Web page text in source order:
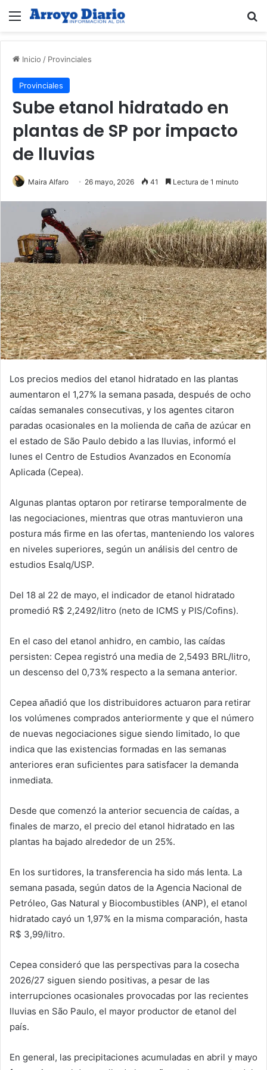
Menú
Inicio / Provinciales
Provinciales
Sube etanol hidratado en
plantas de SP por impacto
de lluvias
Maira Alfaro 26 mayo, 2026 41 Lectura de 1 minuto
Los precios medios del etanol hidratado en las plantas
aumentaron el 1,27% la semana pasada, después de ocho
caídas semanales consecutivas, y los agentes citaron
paradas ocasionales en la molienda de caña de azúcar en
el estado de São Paulo debido a las lluvias, informó el
lunes el Centro de Estudios Avanzados en Economía
Aplicada (Cepea).
Algunas plantas optaron por retirarse temporalmente de
las negociaciones, mientras que otras mantuvieron una
postura más firme en las ofertas, manteniendo los valores
en niveles superiores, según un análisis del centro de
estudios Esalq/USP.
Del 18 al 22 de mayo, el indicador de etanol hidratado
promedió R$ 2,2492/litro (neto de ICMS y PIS/Cofins).
En el caso del etanol anhidro, en cambio, las caídas
persisten: Cepea registró una media de 2,5493 BRL/litro,
un descenso del 0,73% respecto a la semana anterior.
Cepea añadió que los distribuidores actuaron para retirar
los volúmenes comprados anteriormente y que el número
de nuevas ‌negociaciones ⁠sigue siendo limitado, lo que
indica ‌que las existencias formadas en las semanas
anteriores eran suficientes para satisfacer la demanda
inmediata.
Desde que comenzó la anterior secuencia de caídas, a
finales de marzo, el precio del etanol hidratado en las
plantas ha bajado alrededor de un 25%.
En los surtidores, la transferencia ha sido más lenta. ‌La
semana pasada, según datos de la Agencia Nacional de
Petróleo, Gas Natural y Biocombustibles (ANP), el etanol
hidratado cayó un 1,97% en la misma comparación, hasta
R$ 3,99/litro.
Cepea consideró que las perspectivas para la cosecha
2026/27 siguen siendo positivas, a pesar de las
interrupciones ocasionales provocadas por las recientes
lluvias en São Paulo, el mayor productor de etanol del
país.
En general, las precipitaciones acumuladas en abril y mayo